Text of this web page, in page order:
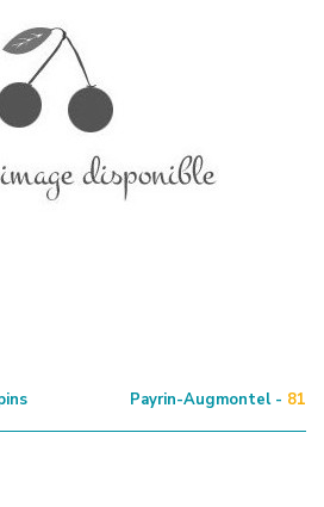
Payrin-Augmontel - 81